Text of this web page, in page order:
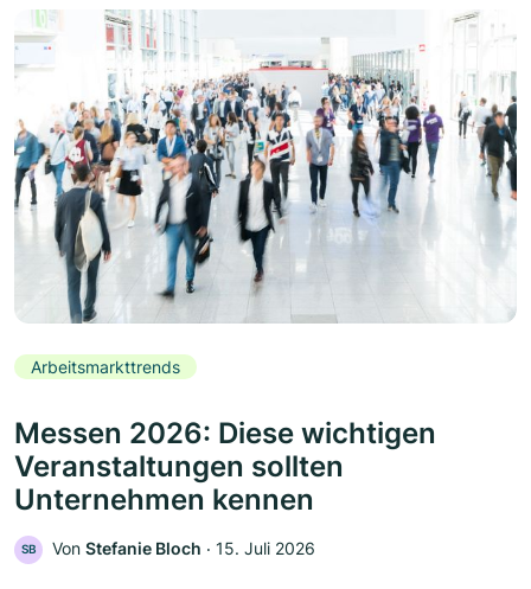
Arbeitsmarkttrends
Messen 2026: Diese wichtigen
Veranstaltungen sollten
Unternehmen kennen
SB Von Stefanie Bloch ‧ 15. Juli 2026